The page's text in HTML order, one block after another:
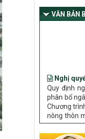
Chỉ thị về
mục tiêu
tỉnh về tình
mục tiêu
VĂN BẢN
Quy định
phân bổ
Chương
nông thôn
phát triển
dân tộc